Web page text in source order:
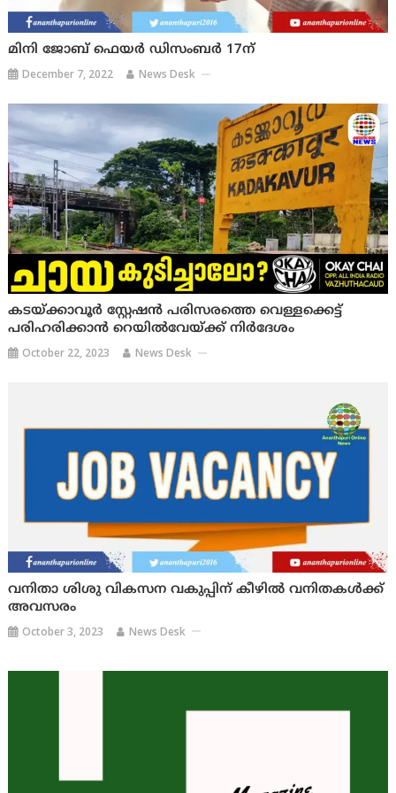
മിനി ജോബ് ഫെയര്‍ ഡിസംബര്‍ 17ന്
December 7, 2022 News Desk
കടയ്ക്കാവൂർ സ്റ്റേഷൻ പരിസരത്തെ വെള്ളക്കെട്ട്
പരിഹരിക്കാൻ റെയിൽവേയ്ക്ക് നിർദേശം
October 22, 2023 News Desk
വനിതാ ശിശു വികസന വകുപ്പിന് കീഴില്‍ വനിതകള്‍ക്ക്
അവസരം
October 3, 2023 News Desk